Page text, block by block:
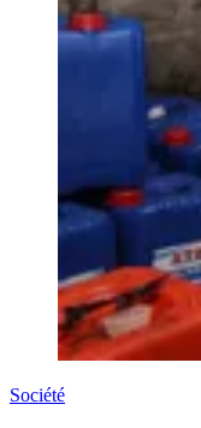
Société